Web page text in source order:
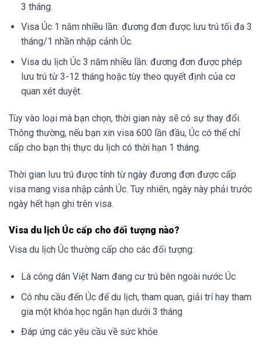
3 tháng.
Visa Úc 1 năm nhiều lần: đương đơn được lưu trú tối đa 3
tháng/1 nhần nhập cảnh Úc.
Visa du lịch Úc 3 năm nhiều lần: đương đơn được phép
lưu trú từ 3-12 tháng hoặc tùy theo quyết định của cơ
quan xét duyệt.
Tùy vào loại mà bạn chọn, thời gian này sẽ có sự thay đổi.
Thông thường, nếu bạn xin visa 600 lần đầu, Úc có thể chỉ
cấp cho bạn thị thực du lịch có thời hạn 1 tháng.
Thời gian lưu trú được tính từ ngày đương đơn được cấp
visa mang visa nhập cảnh Úc. Tuy nhiên, ngày này phải trước
ngày hết hạn ghi trên visa.
Visa du lịch Úc cấp cho đối tượng nào?
Visa du lịch Úc thường cấp cho các đối tượng:
Là công dân Việt Nam đang cư trú bên ngoài nước Úc
Có nhu cầu đến Úc để du lịch, tham quan, giải trí hay tham
gia một khóa học ngắn hạn dưới 3 tháng
Đáp ứng các yêu cầu về sức khỏe